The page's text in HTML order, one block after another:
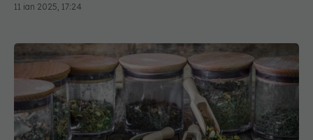
11 ian 2025, 17:24